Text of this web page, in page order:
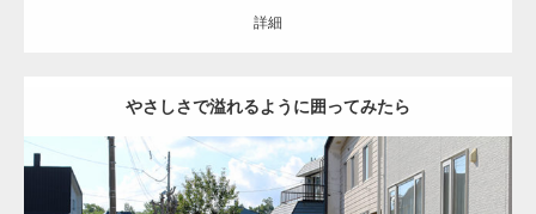
詳細
やさしさで溢れるように囲ってみたら